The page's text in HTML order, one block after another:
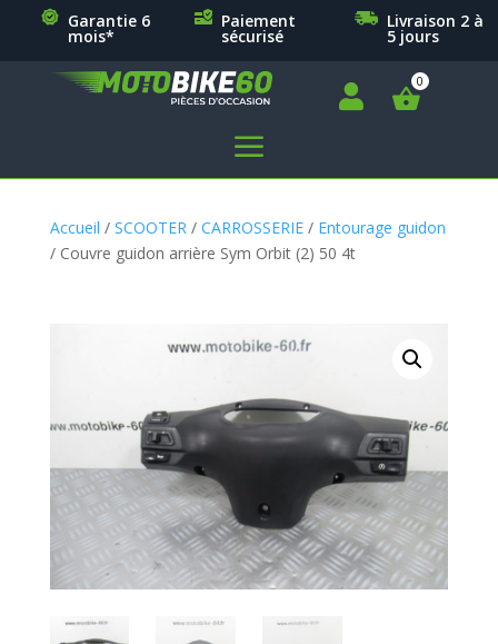
Garantie 6
mois*
Paiement
sécurisé
Livraison 2 à
5 jours

a
Accueil / SCOOTER / CARROSSERIE/ Entourage guidon
/ Couvre guidon arrière Sym Orbit (2) 50 4t